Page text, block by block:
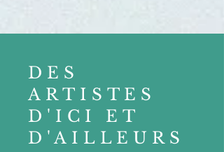
DES
ARTISTES
D'ICI ET
D'AILLEURS